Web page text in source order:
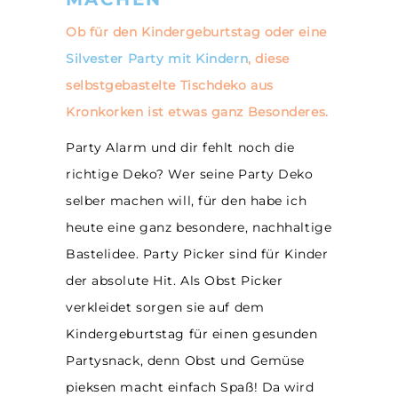
Ob für den Kindergeburtstag oder eine
Silvester Party mit Kindern, diese
selbstgebastelte Tischdeko aus
Kronkorken ist etwas ganz Besonderes.
Party Alarm und dir fehlt noch die
richtige Deko? Wer seine Party Deko
selber machen will, für den habe ich
heute eine ganz besondere, nachhaltige
Bastelidee. Party Picker sind für Kinder
der absolute Hit. Als Obst Picker
verkleidet sorgen sie auf dem
Kindergeburtstag für einen gesunden
Partysnack, denn Obst und Gemüse
pieksen macht einfach Spaß! Da wird